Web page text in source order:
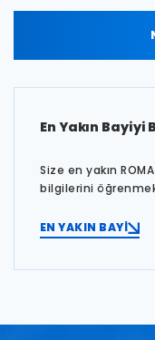
En Yakın Bayiyi
Size en yakın
bilgilerini
EN YAKIN BAYİ